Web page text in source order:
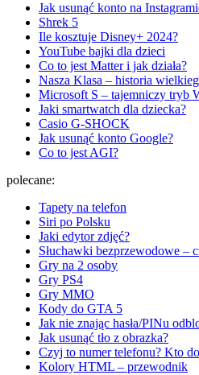
Jak usunąć konto na
Shrek 5
Ile kosztuje Disney+ 2024?
YouTube bajki dla dzieci
Co to jest Matter i jak działa?
Nasza Klasa – historia
Microsoft S – tajemniczy tryb
Jaki smartwatch dla dziecka?
Casio G-SHOCK
Jak usunąć konto Google?
Co to jest AGI?
polecane:
Tapety na telefon
Siri po Polsku
Jaki edytor zdjęć?
Słuchawki bezprzewodowe –
Gry na 2 osoby
Gry PS4
Gry MMO
Kody do GTA 5
Jak nie znając hasła/PINu
Jak usunąć tło z obrazka?
Czyj to numer telefonu? Kto
Kolory HTML – przewodnik